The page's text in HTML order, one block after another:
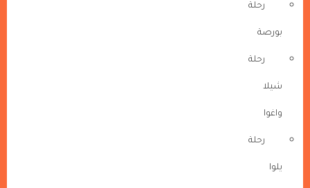
رحلة
بورصة
رحلة
شيلا
واغوا
رحلة
يلوا